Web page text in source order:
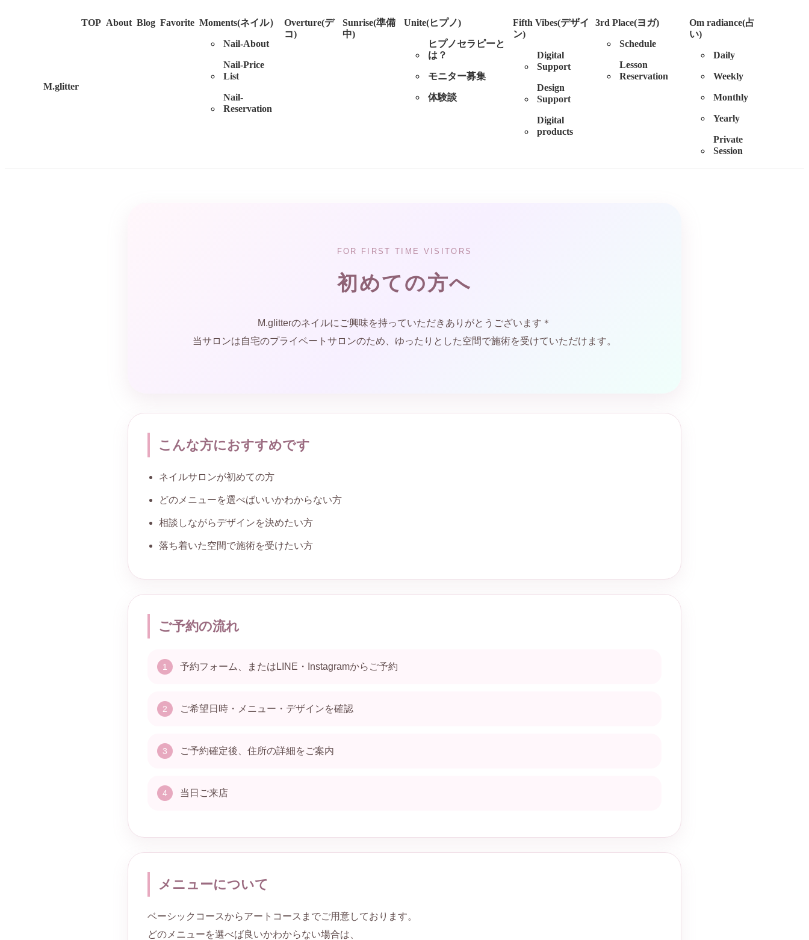
M.glitter
TOP About Blog Favorite Moments(ネイル）
Nail-About
Nail-Price
List
Nail-
Reservation
Overture(デ
コ)
Sunrise(準備
中)
Unite(ヒプノ)
ヒプノセラピーと
は？
モニター募集
体験談
Fifth Vibes(デザイ
ン)
Digital
Support
Design
Support
Digital
products
3rd Place(ヨガ)
Schedule
Lesson
Reservation
Om radiance(占
い)
Daily
Weekly
Monthly
Yearly
Private
Session
FOR FIRST TIME VISITORS
初めての方へ
M.glitterのネイルにご興味を持っていただきありがとうございます＊
当サロンは自宅のプライベートサロンのため、ゆったりとした空間で施術を受けていただけます。
こんな方におすすめです
ネイルサロンが初めての方
どのメニューを選べばいいかわからない方
相談しながらデザインを決めたい方
落ち着いた空間で施術を受けたい方
ご予約の流れ
予約フォーム、またはLINE・Instagramからご予約
ご希望日時・メニュー・デザインを確認
ご予約確定後、住所の詳細をご案内
当日ご来店
メニューについて
ベーシックコースからアートコースまでご用意しております。
どのメニューを選べば良いかわからない場合は、